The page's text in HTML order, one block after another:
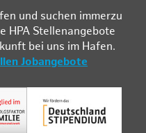
und su­chen im­mer­zu
HPA Stel­len­an­ge­bo­te
bei uns im Ha­fen.
Jobangebote